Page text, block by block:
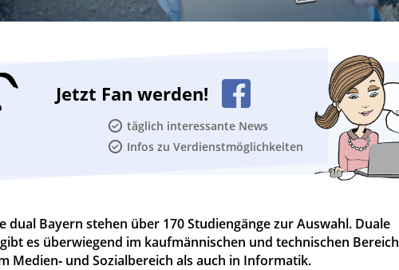
Jetzt Fan werden!
täglich interessante News
Infos zu Verdienstmöglichkeiten
dual Bayern stehen über 170 Studiengänge zur Auswahl. Duale
es überwiegend im kaufmännischen und technischen Bereich
Medien‐ und Sozialbereich als auch in Informatik.